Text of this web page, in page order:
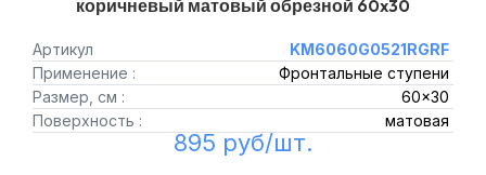
коричневый матовый обрезной 60x30
Артикул
KM6060G0521RGRF
Применение :
Фронтальные ступени
Размер, см :
60x30
Поверхность :
матовая
895 руб/шт.